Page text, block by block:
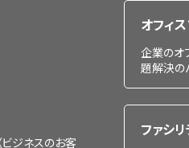
ビジネスのお客
オフィ
企業のオ
題解決の
ファシ